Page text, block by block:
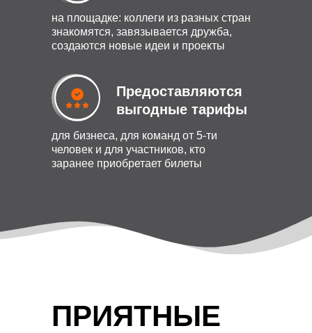
на площадке: коллеги из разных стран
знакомятся, завязывается дружба,
создаются новые идеи и проекты
Предоставляются
выгодные тарифы
для бизнеса, для команд от 5-ти
человек и для участников, кто
заранее приобретает билеты
ПРИЯТНЫЕ